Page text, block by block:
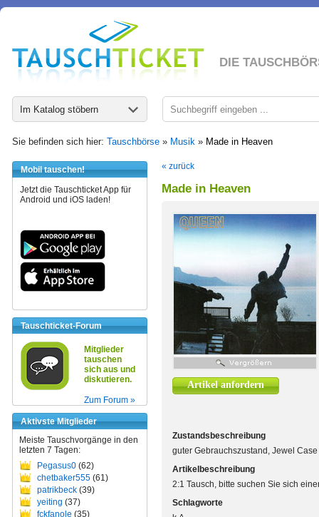
DIE
Im Katalog stöbern
Sie befinden sich hier: Tauschbörse » Musik » Made in Heaven
Mobil tauschen!
Jetzt die Tauschticket App für
Android und iOS laden!
Tauschticket-Forum
Mitglieder
tauschen
sich aus und
diskutieren.
Zum Forum »
Aktivste Mitglieder
Meiste Tauschvorgänge in den
letzten 7 Tagen:
Pegasus0 (62)
chetbaker555 (61)
patrikbeck (39)
yeiting (37)
fckfanole (35)
« zurück
Made in Heaven
Artikel anfordern
Zustandsbeschreibung
guter Gebrauchszustand, Jewel
Artikelbeschreibung
2:1 Tausch, bitte suchen Sie sich
Schlagworte